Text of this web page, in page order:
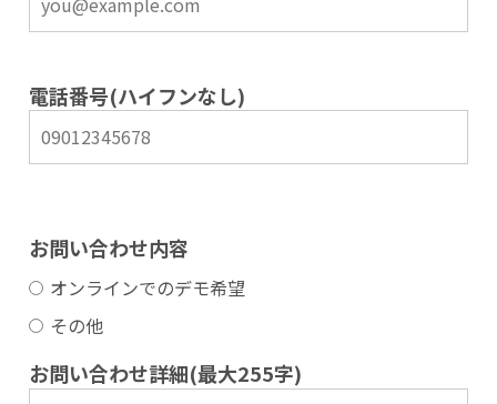
電話番号(ハイフンなし)
お問い合わせ内容
オンラインでのデモ希望
その他
お問い合わせ詳細(最大255字)